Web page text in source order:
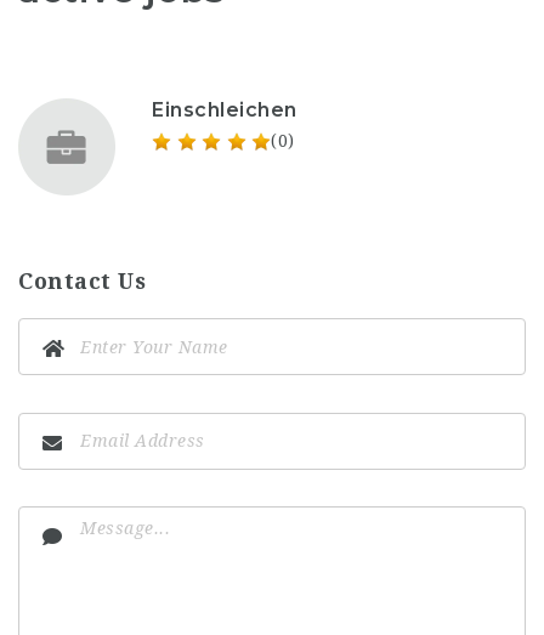
Einschleichen
(0)
Contact Us